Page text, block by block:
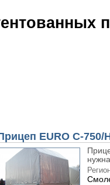
EURO C-750/